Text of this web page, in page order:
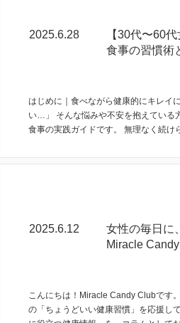
2025.6.28
【30代〜60
食事の習慣術
はじめに｜食べながら健康的にキレイ
い…」 そんな悩みや不安を抱えている
食事の実践ガイドです。 無理なく続け
2025.6.12
女性の毎日に
Miracle
こんにちは！Miracle Candy Clubです
の「ちょうどいい健康習慣」を応援し